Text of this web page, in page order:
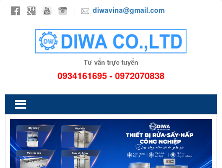
diwavina@gmail.com
Tư vấn trực tuyến
0934161695 - 0972070838